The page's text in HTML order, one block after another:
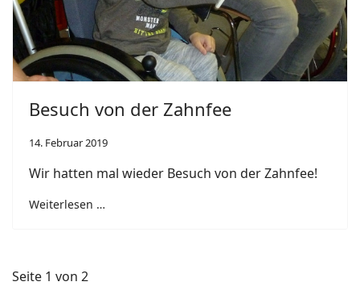
Besuch von der Zahnfee
14. Februar 2019
Wir hatten mal wieder Besuch von der Zahnfee!
Weiterlesen …
Seite 1 von 2